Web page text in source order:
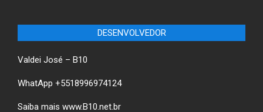
DESENVOLVEDOR
Valdei José – B10
WhatApp +5518996974124
Saiba mais www.B10.net.br